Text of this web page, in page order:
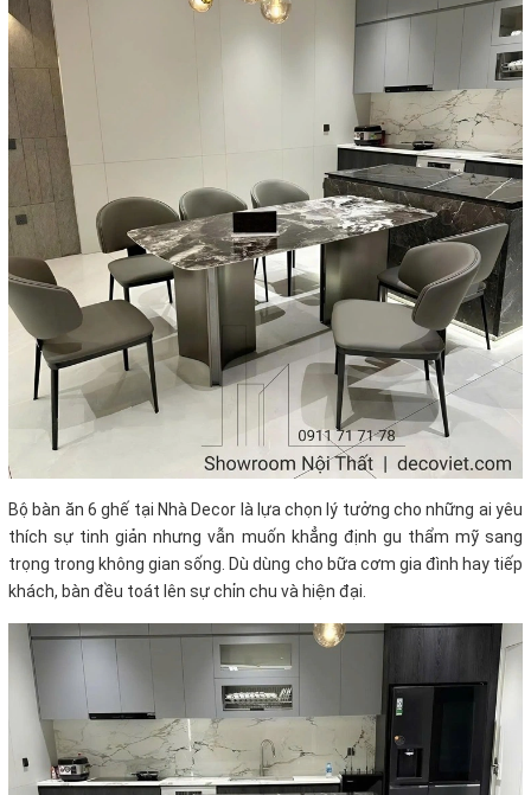
Bộ bàn ăn 6 ghế tại Nhà Decor là lựa chọn lý tưởng cho những ai yêu
thích sự tinh giản nhưng vẫn muốn khẳng định gu thẩm mỹ sang
trọng trong không gian sống. Dù dùng cho bữa cơm gia đình hay tiếp
khách, bàn đều toát lên sự chỉn chu và hiện đại.